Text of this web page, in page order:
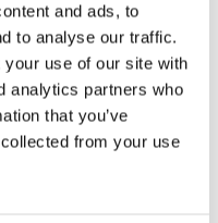
and ads, to
to analyse our traffic.
use of our site with
analytics partners who
that you’ve
from your use
Lägg till i varukorg
truckknapp
kr (ex. moms)